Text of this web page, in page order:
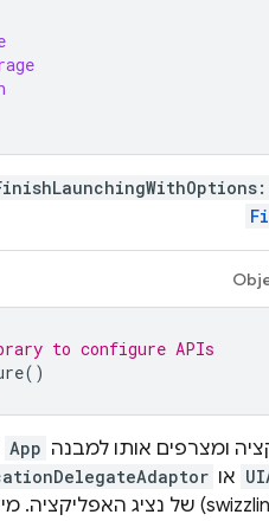
to configure APIs
()
ומצרפים אותו למבנה App
או